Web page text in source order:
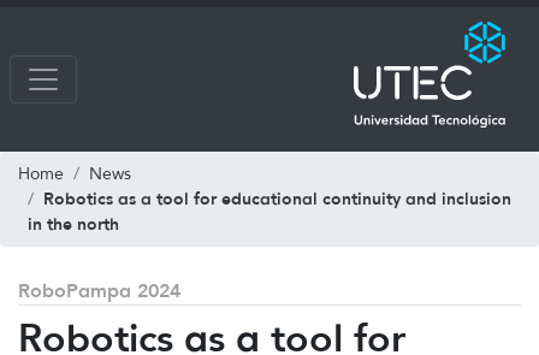
Home News
Robotics as a tool for educational continuity and inclusion
in the north
RoboPampa 2024
Robotics as a tool for